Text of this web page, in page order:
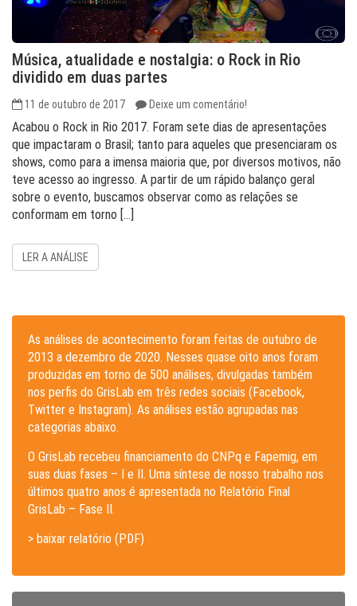
Música, atualidade e nostalgia: o Rock in Rio
dividido em duas partes
11 de outubro de 2017 Deixe um comentário!
Acabou o Rock in Rio 2017. Foram sete dias de apresentações
que impactaram o Brasil; tanto para aqueles que presenciaram os
shows, como para a imensa maioria que, por diversos motivos, não
teve acesso ao ingresso. A partir de um rápido balanço geral
sobre o evento, buscamos observar como as relações se
conformam em torno […]
LER A ANÁLISE
As análises de acontecimento foram feitas de outubro de
2013 a dezembro de 2020. Nesses quase oito anos foram
produzidas em torno de 500 análises, divulgadas também
nos perfis do GrisLab em três redes sociais (Facebook,
Twitter e Instagram). As análises estão agrupadas nas
categorias abaixo.
O GrisLab recebeu financiamento do CNPq e Fapemig, em
suas duas fases – I e II. Uma síntese de nosso trabalho nos
últimos quatro anos é apresentada no Relatório Final
GrisLab – Fase II.
> baixar relatório (PDF)